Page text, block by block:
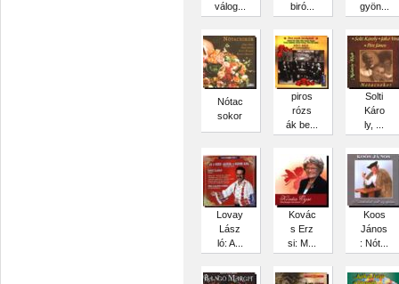
válog...
biró...
gyön...
Nótac
sokor
piros
rózs
ák be...
Solti
Káro
ly, ...
Lovay
Lász
ló: A...
Kovác
s Erz
si: M...
Koos
János
: Nót...